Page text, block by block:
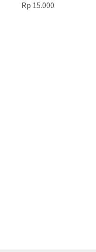
Rp 15.000